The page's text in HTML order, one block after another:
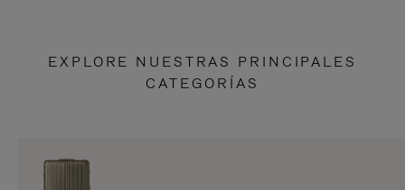
EXPLORE NUESTRAS PRINCIPALES
CATEGORÍAS